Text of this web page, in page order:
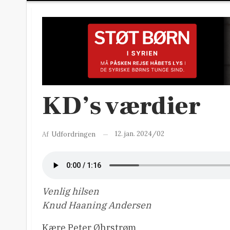
KD’s værdier
Af Udfordringen 12. jan. 2024/02
Venlig hilsen
Knud Haaning Andersen